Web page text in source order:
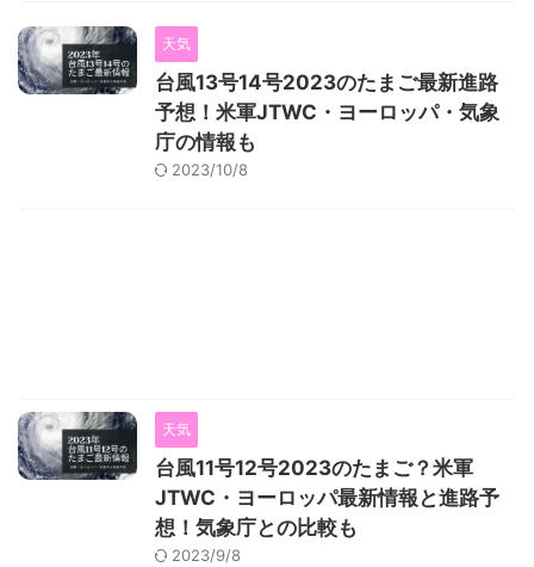
天気
台風13号14号2023のたまご最新進路
予想！米軍JTWC・ヨーロッパ・気象
庁の情報も
2023/10/8
天気
台風11号12号2023のたまご？米軍
JTWC・ヨーロッパ最新情報と進路予
想！気象庁との比較も
2023/9/8